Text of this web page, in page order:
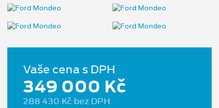
Vaše cena s DPH
349 000 Kč
288 430 Kč bez DPH